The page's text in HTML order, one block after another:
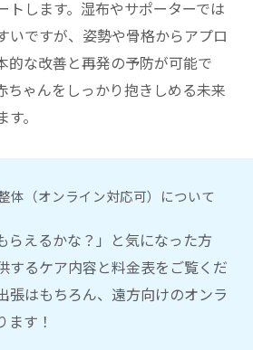
トします。湿布やサポーターでは
いですが、姿勢や骨格からアプロ
的な改善と再発の予防が可能で
ちゃんをしっかり抱きしめる未来
。
体（オンライン対応可）について
らえるかな？」と気になった方
するケア内容と料金表をご覧くだ
張はもちろん、遠方向けのオンラ
ます！